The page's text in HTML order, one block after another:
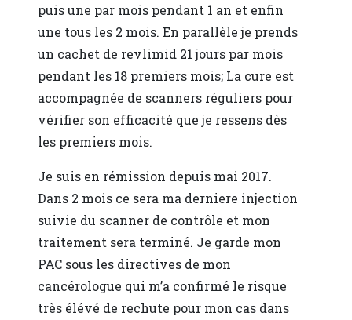
puis une par mois pendant 1 an et enfin
une tous les 2 mois. En parallèle je prends
un cachet de revlimid 21 jours par mois
pendant les 18 premiers mois; La cure est
accompagnée de scanners réguliers pour
vérifier son efficacité que je ressens dès
les premiers mois.
Je suis en rémission depuis mai 2017.
Dans 2 mois ce sera ma derniere injection
suivie du scanner de contrôle et mon
traitement sera terminé. Je garde mon
PAC sous les directives de mon
cancérologue qui m’a confirmé le risque
très élévé de rechute pour mon cas dans